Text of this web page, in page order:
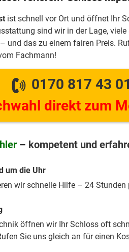
ist schnell vor Ort und öffnet Ihr
sind wir in der Lage,
und das zu einem fairen Preis.
Fachmann!
0170 817 43 01
direkt zum
– kompetent und
um die Uhr
wir schnelle Hilfe – 24 Stunden
öffnen wir Ihr Schloss oft
Sie uns gleich an für einen